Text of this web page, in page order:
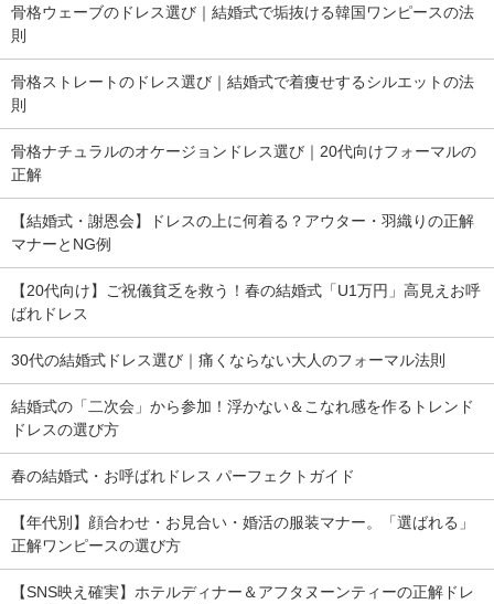
骨格ウェーブのドレス選び｜結婚式で垢抜ける韓国ワンピースの法
則
骨格ストレートのドレス選び｜結婚式で着痩せするシルエットの法
則
骨格ナチュラルのオケージョンドレス選び｜20代向けフォーマルの
正解
【結婚式・謝恩会】ドレスの上に何着る？アウター・羽織りの正解
マナーとNG例
【20代向け】ご祝儀貧乏を救う！春の結婚式「U1万円」高見えお呼
ばれドレス
30代の結婚式ドレス選び｜痛くならない大人のフォーマル法則
結婚式の「二次会」から参加！浮かない＆こなれ感を作るトレンド
ドレスの選び方
春の結婚式・お呼ばれドレス パーフェクトガイド
【年代別】顔合わせ・お見合い・婚活の服装マナー。「選ばれる」
正解ワンピースの選び方
【SNS映え確実】ホテルディナー＆アフタヌーンティーの正解ドレ